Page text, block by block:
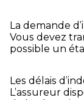
La demande
Vous devez
possible un
Les délais
L’assureur